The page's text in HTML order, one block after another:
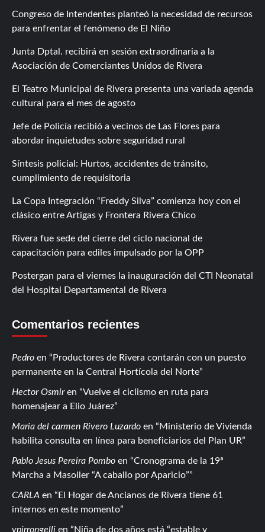
Congreso de Intendentes planteó la necesidad de recursos
para enfrentar el fenómeno de El Niño
Junta Dptal. recibirá en sesión extraordinaria a la
Asociación de Comerciantes Unidos de Rivera
El Teatro Municipal de Rivera presenta una variada agenda
cultural para el mes de agosto
Jefe de Policía recibió a vecinos de Las Flores para
abordar inquietudes sobre seguridad rural
Síntesis policial: Hurtos, accidentes de tránsito,
cumplimiento de requisitoria
La Copa Integración “Freddy Silva” comienza hoy con el
clásico entre Artigas y Frontera Rivera Chico
Rivera fue sede del cierre del ciclo nacional de
capacitación para ediles impulsado por la OPP
Postergan para el viernes la inauguración del CTI Neonatal
del Hospital Departamental de Rivera
Comentarios recientes
Pedro en
Productores de Rivera contarán con un puesto
permanente en la Central Hortícola del Norte
Hector Osmiren
Vuelve el ciclismo en ruta para
homenajear a Elio Juárez
Maria del carmen Rivero Luzardo en
Ministerio de Vivienda
habilita consulta en línea para beneficiarios del Plan UR
Pablo Jesus Pereira Pombo en
Cronograma de la 19ª
Marcha a Masoller “A caballo por Aparicio”
CARLA en
El Hogar de Ancianos de Rivera tiene 61
internos en este momento
vpirrongelli en Niña de dos años está “estable y